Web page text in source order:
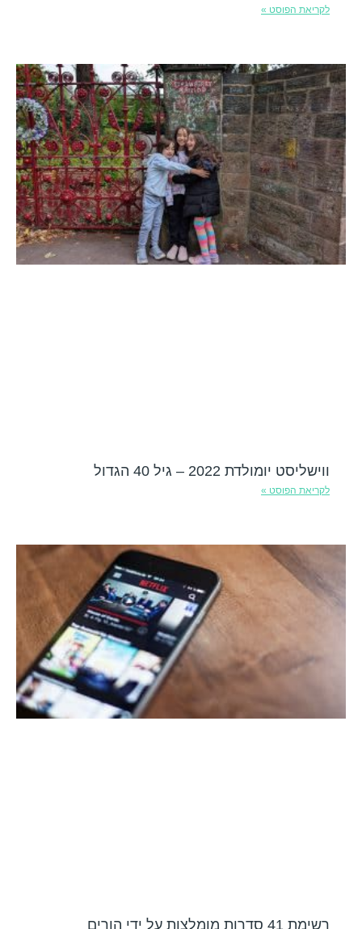
לקריאת הפוסט »
ווישליסט יומולדת 2022 – גיל 40 הגדול
לקריאת הפוסט »
רשימת 41 סדרות מומלצות על ידי הורים